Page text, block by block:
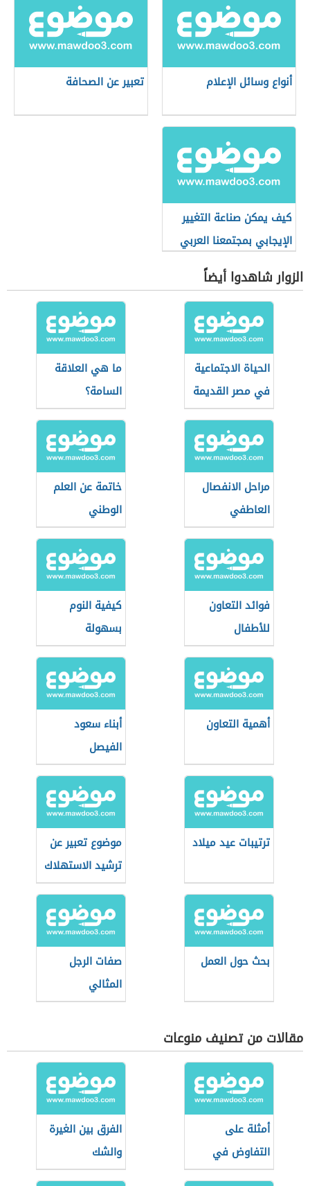
أنواع وسائل الإعلام تعبير عن الصحافة
كيف يمكن صناعة التغيير
الإيجابي بمجتمعنا العربي
الزوار شاهدوا أيضاً
الحياة الاجتماعية
في مصر القديمة
ما هي العلاقة
السامة؟
مراحل الانفصال
العاطفي
خاتمة عن العلم
الوطني
فوائد التعاون
للأطفال
كيفية النوم
بسهولة
أهمية التعاون
أبناء سعود
الفيصل
ترتيبات عيد ميلاد
موضوع تعبير عن
ترشيد الاستهلاك
بحث حول العمل
صفات الرجل
المثالي
مقالات من تصنيف منوعات
أمثلة على
التفاوض في
الحياة اليومية
الفرق بين الغيرة
والشك